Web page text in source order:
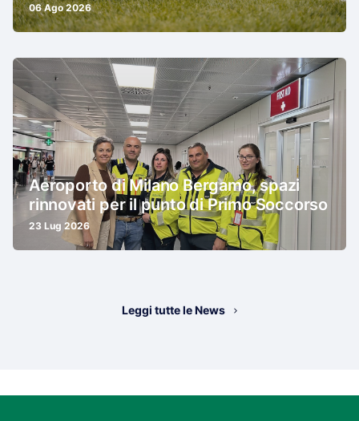
06 Ago 2026
Aeroporto di Milano Bergamo, spazi
rinnovati per il punto di Primo Soccorso
23 Lug 2026
Leggi tutte le News